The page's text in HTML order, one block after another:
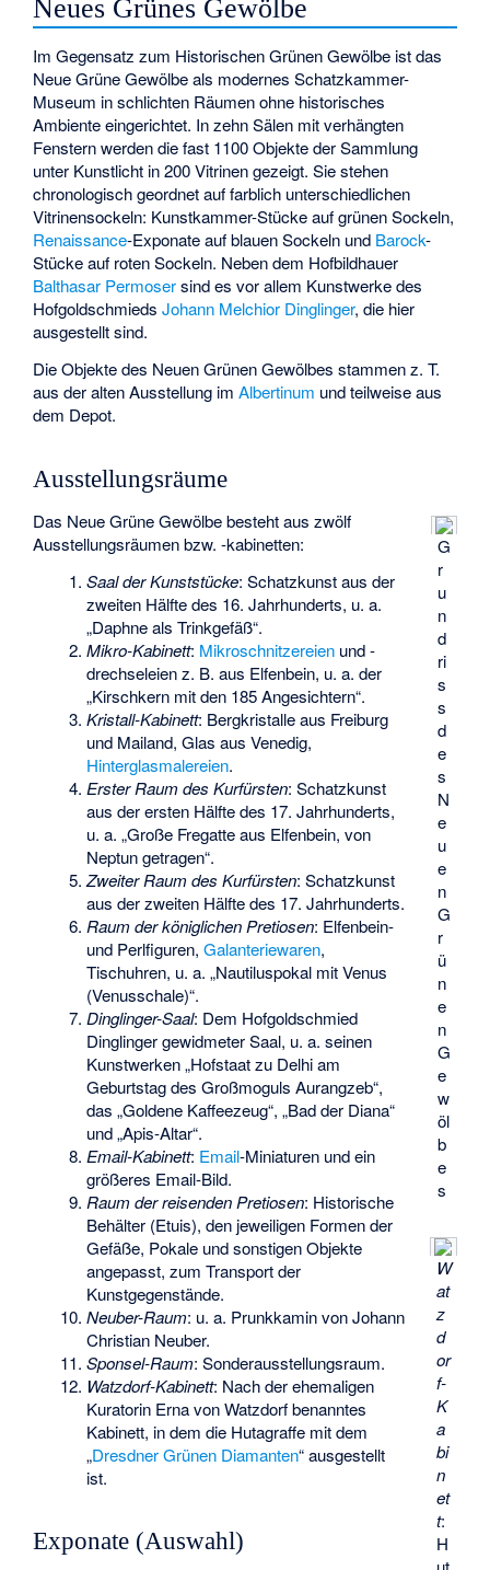
Neues Grünes Gewölbe
Im Gegensatz zum Historischen Grünen Gewölbe ist das
Neue Grüne Gewölbe als modernes Schatzkammer-
Museum in schlichten Räumen ohne historisches
Ambiente eingerichtet. In zehn Sälen mit verhängten
Fenstern werden die fast 1100 Objekte der Sammlung
unter Kunstlicht in 200 Vitrinen gezeigt. Sie stehen
chronologisch geordnet auf farblich unterschiedlichen
Vitrinensockeln: Kunstkammer-Stücke auf grünen Sockeln,
Renaissance-Exponate auf blauen Sockeln und Barock-
Stücke auf roten Sockeln. Neben dem Hofbildhauer
Balthasar Permosersind es vor allem Kunstwerke des
HofgoldschmiedsJohann Melchior Dinglinger, die hier
ausgestellt sind.
Die Objekte des Neuen Grünen Gewölbes stammen z. T.
aus der alten Ausstellung imAlbertinum und teilweise aus
dem Depot.
Ausstellungsräume
G
r
u
n
d
ri
s
s
d
e
s
N
e
u
e
n
G
r
ü
n
e
n
G
e
w
öl
b
e
s
W
at
z
d
or
f-
K
a
bi
n
et
t:
H
Das Neue Grüne Gewölbe besteht aus zwölf
Ausstellungsräumen bzw. -kabinetten:
Saal der Kunststücke: Schatzkunst aus der
zweiten Hälfte des 16. Jahrhunderts, u. a.
„Daphne als Trinkgefäß“.
Mikro-Kabinett: Mikroschnitzereien und -
drechseleien z. B. aus Elfenbein, u. a. der
„Kirschkern mit den 185 Angesichtern“.
Kristall-Kabinett: Bergkristalle aus Freiburg
und Mailand, Glas aus Venedig,
Hinterglasmalereien.
Erster Raum des Kurfürsten: Schatzkunst
aus der ersten Hälfte des 17. Jahrhunderts,
u. a. „Große Fregatte aus Elfenbein, von
Neptun getragen“.
Zweiter Raum des Kurfürsten: Schatzkunst
aus der zweiten Hälfte des 17. Jahrhunderts.
Raum der königlichen Pretiosen: Elfenbein-
und Perlfiguren,Galanteriewaren,
Tischuhren, u. a. „Nautiluspokal mit Venus
(Venusschale)“.
Dinglinger-Saal: Dem Hofgoldschmied
Dinglinger gewidmeter Saal, u. a. seinen
Kunstwerken „Hofstaat zu Delhi am
Geburtstag des Großmoguls Aurangzeb“,
das „Goldene Kaffeezeug“, „Bad der Diana“
und „Apis-Altar“.
Email-Kabinett: Email-Miniaturen und ein
größeres Email-Bild.
Raum der reisenden Pretiosen: Historische
Behälter (Etuis), den jeweiligen Formen der
Gefäße, Pokale und sonstigen Objekte
angepasst, zum Transport der
Kunstgegenstände.
Neuber-Raum: u. a. Prunkkamin von Johann
Christian Neuber.
Sponsel-Raum: Sonderausstellungsraum.
Watzdorf-Kabinett: Nach der ehemaligen
Kuratorin Erna von Watzdorfbenanntes
Kabinett, in dem die Hutagraffe mit dem
„Dresdner Grünen Diamanten“ ausgestellt
ist.
Exponate (Auswahl)